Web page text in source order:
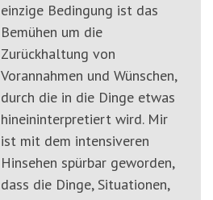
einzige Bedingung ist das
Bemühen um die
Zurückhaltung von
Vorannahmen und Wünschen,
durch die in die Dinge etwas
hineininterpretiert wird. Mir
ist mit dem intensiveren
Hinsehen spürbar geworden,
dass die Dinge, Situationen,